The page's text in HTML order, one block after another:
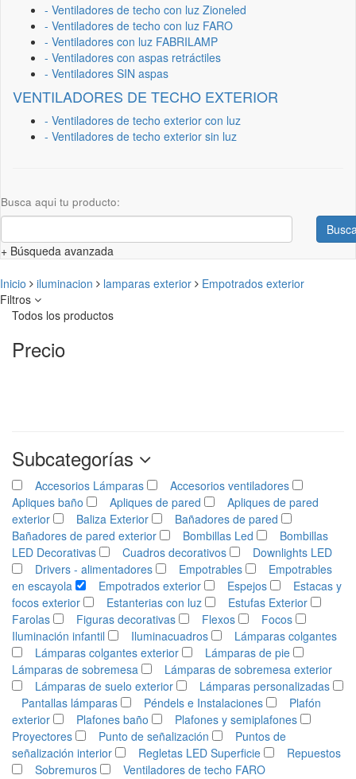
- Ventiladores de techo con luz Zioneled
- Ventiladores de techo con luz FARO
- Ventiladores con luz FABRILAMP
- Ventiladores con aspas retráctiles
- Ventiladores SIN aspas
VENTILADORES DE TECHO EXTERIOR
- Ventiladores de techo exterior con luz
- Ventiladores de techo exterior sin luz
Busca aqui tu producto:
+ Búsqueda avanzada
Inicio iluminacion lamparas exterior
Empotrados exterior
Filtros
Todos los productos
Precio
Subcategorías
Accesorios Lámparas
Accesorios ventiladores
Apliques baño
Apliques de pared
Apliques de pared
exterior
Baliza Exterior
Bañadores de pared
Bañadores de pared exterior
Bombillas Led
Bombillas
LED Decorativas
Cuadros decorativos
Downlights LED
Drivers - alimentadores
Empotrables
Empotrables
en escayola
Empotrados exterior Espejos
Estacas y
focos exterior
Estanterias con luz
Estufas Exterior
Farolas
Figuras decorativas Flexos
Focos
Iluminación infantil
Iluminacuadros
Lámparas colgantes
Lámparas colgantes exterior
Lámparas de pie
Lámparas de sobremesa
Lámparas de sobremesa exterior
Lámparas de suelo exterior
Lámparas personalizadas
Pantallas lámparas
Péndels e Instalaciones
Plafón
exterior
Plafones baño
Plafones y semiplafones
Proyectores
Punto de señalización
Puntos de
señalización interior
Regletas LED Superficie
Repuestos
Sobremuros
Ventiladores de techo FARO